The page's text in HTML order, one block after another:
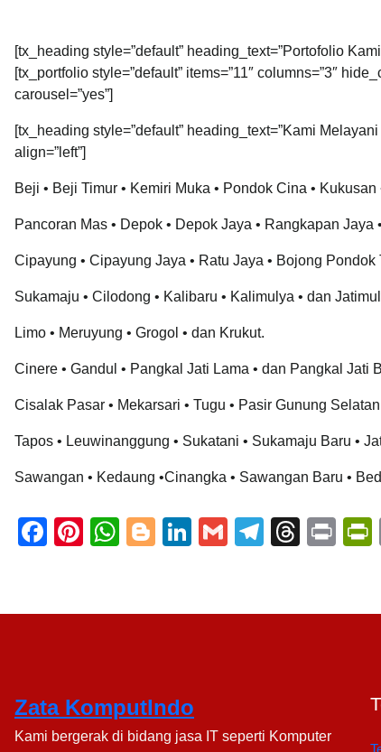
[tx_heading style=”default” heading_text=”Portofolio
[tx_portfolio style=”default” items=”11″ columns=”3″
carousel=”yes”]
[tx_heading style=”default” heading_text=”Kami
align=”left”]
Beji • Beji Timur • Kemiri Muka • Pondok Cina • Kukusan
Pancoran Mas • Depok • Depok Jaya • Rangkapan
Cipayung • Cipayung Jaya • Ratu Jaya • Bojong Pondok
Sukamaju • Cilodong • Kalibaru • Kalimulya • dan
Limo • Meruyung • Grogol • dan Krukut.
Cinere • Gandul • Pangkal Jati Lama • dan Pangkal Jati
Cisalak Pasar • Mekarsari • Tugu • Pasir Gunung
Tapos • Leuwinanggung • Sukatani • Sukamaju Baru •
Sawangan • Kedaung •Cinangka • Sawangan Baru •
F
e
o
k
Pi
e
W
s
p
Bl
g
Li
e
G
T
gr
T
a
Pr
Zata KomputIndo
Kami bergerak di bidang jasa IT seperti Komputer